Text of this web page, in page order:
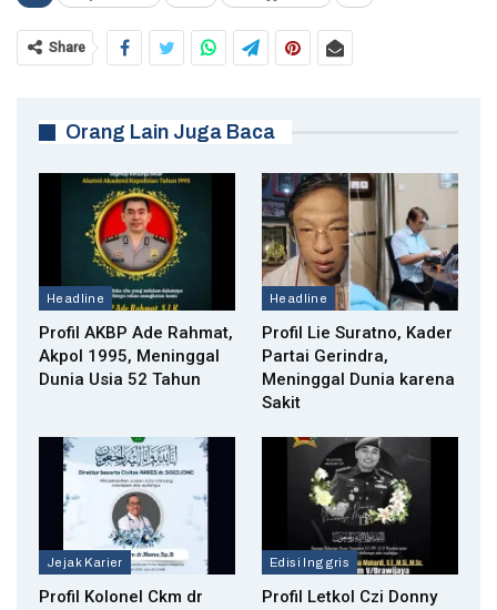
Share
Orang Lain Juga Baca
Headline
Profil AKBP Ade Rahmat,
Akpol 1995, Meninggal
Dunia Usia 52 Tahun
Headline
Profil Lie Suratno, Kader
Partai Gerindra,
Meninggal Dunia karena
Sakit
Jejak Karier
Profil Kolonel Ckm dr
Edisi Inggris
Profil Letkol Czi Donny